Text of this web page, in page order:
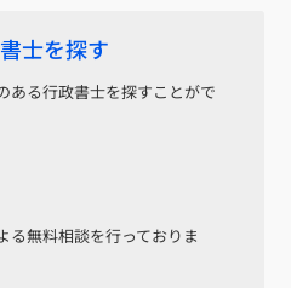
士を探す
ある行政書士を探すことがで
る無料相談を行っておりま